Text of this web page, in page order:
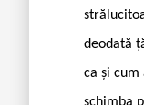
deodată
ca și cum